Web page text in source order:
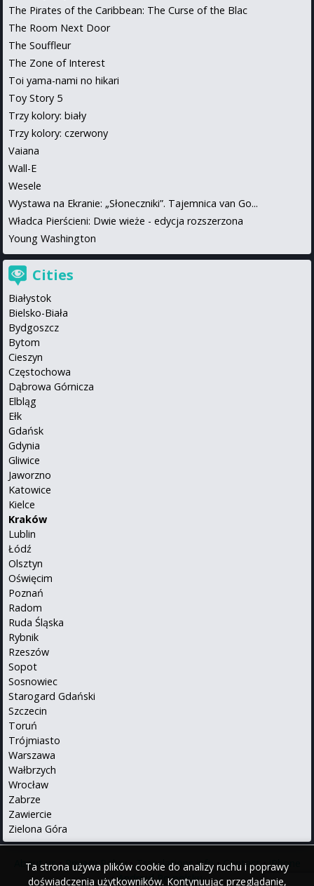
Ta strona używa plików cookie do analizy ruchu i poprawy
doświadczenia użytkowników. Kontynuując przeglądanie,
The Pirates of the Caribbean: The Curse of the Blac
The Room Next Door
The Souffleur
The Zone of Interest
Toi yama-nami no hikari
Toy Story 5
Trzy kolory: biały
Trzy kolory: czerwony
Vaiana
Wall-E
Wesele
Wystawa na Ekranie: „Słoneczniki”. Tajemnica van Go...
Władca Pierścieni: Dwie wieże - edycja rozszerzona
Young Washington
Cities
Białystok
Bielsko-Biała
Bydgoszcz
Bytom
Cieszyn
Częstochowa
Dąbrowa Górnicza
Elbląg
Ełk
Gdańsk
Gdynia
Gliwice
Jaworzno
Katowice
Kielce
Kraków
Lublin
Łódź
Olsztyn
Oświęcim
Poznań
Radom
Ruda Śląska
Rybnik
Rzeszów
Sopot
Sosnowiec
Starogard Gdański
Szczecin
Toruń
Trójmiasto
Warszawa
Wałbrzych
Wrocław
Zabrze
Zawiercie
Zielona Góra
About us•Privacy Policy• Translations info•Contact•iPhone
•Android Po polsku